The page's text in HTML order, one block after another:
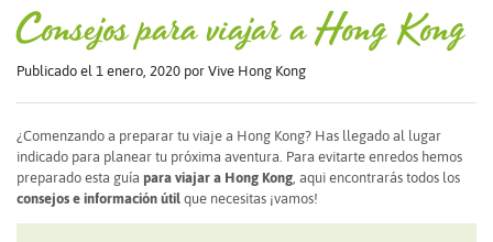
Consejos para viajar a Hong Kong
Publicado el 1 enero, 2020 por Vive Hong Kong
¿Comenzando a preparar tu viaje a Hong Kong? Has llegado al lugar
indicado para planear tu próxima aventura. Para evitarte enredos hemos
preparado esta guía para viajar a Hong Kong , aqui encontrarás todos los
consejos e información útil que necesitas ¡vamos!